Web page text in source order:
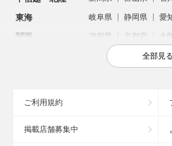
東海 岐阜県 静岡県 愛
関西 滋賀県 京都府 大
鳥取県 島根県 岡
沖縄県
全部見る
ご利用規約
掲載店舗募集中